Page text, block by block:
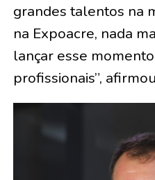
grandes talentos na
na Expoacre, nada
lançar esse
profissionais”,